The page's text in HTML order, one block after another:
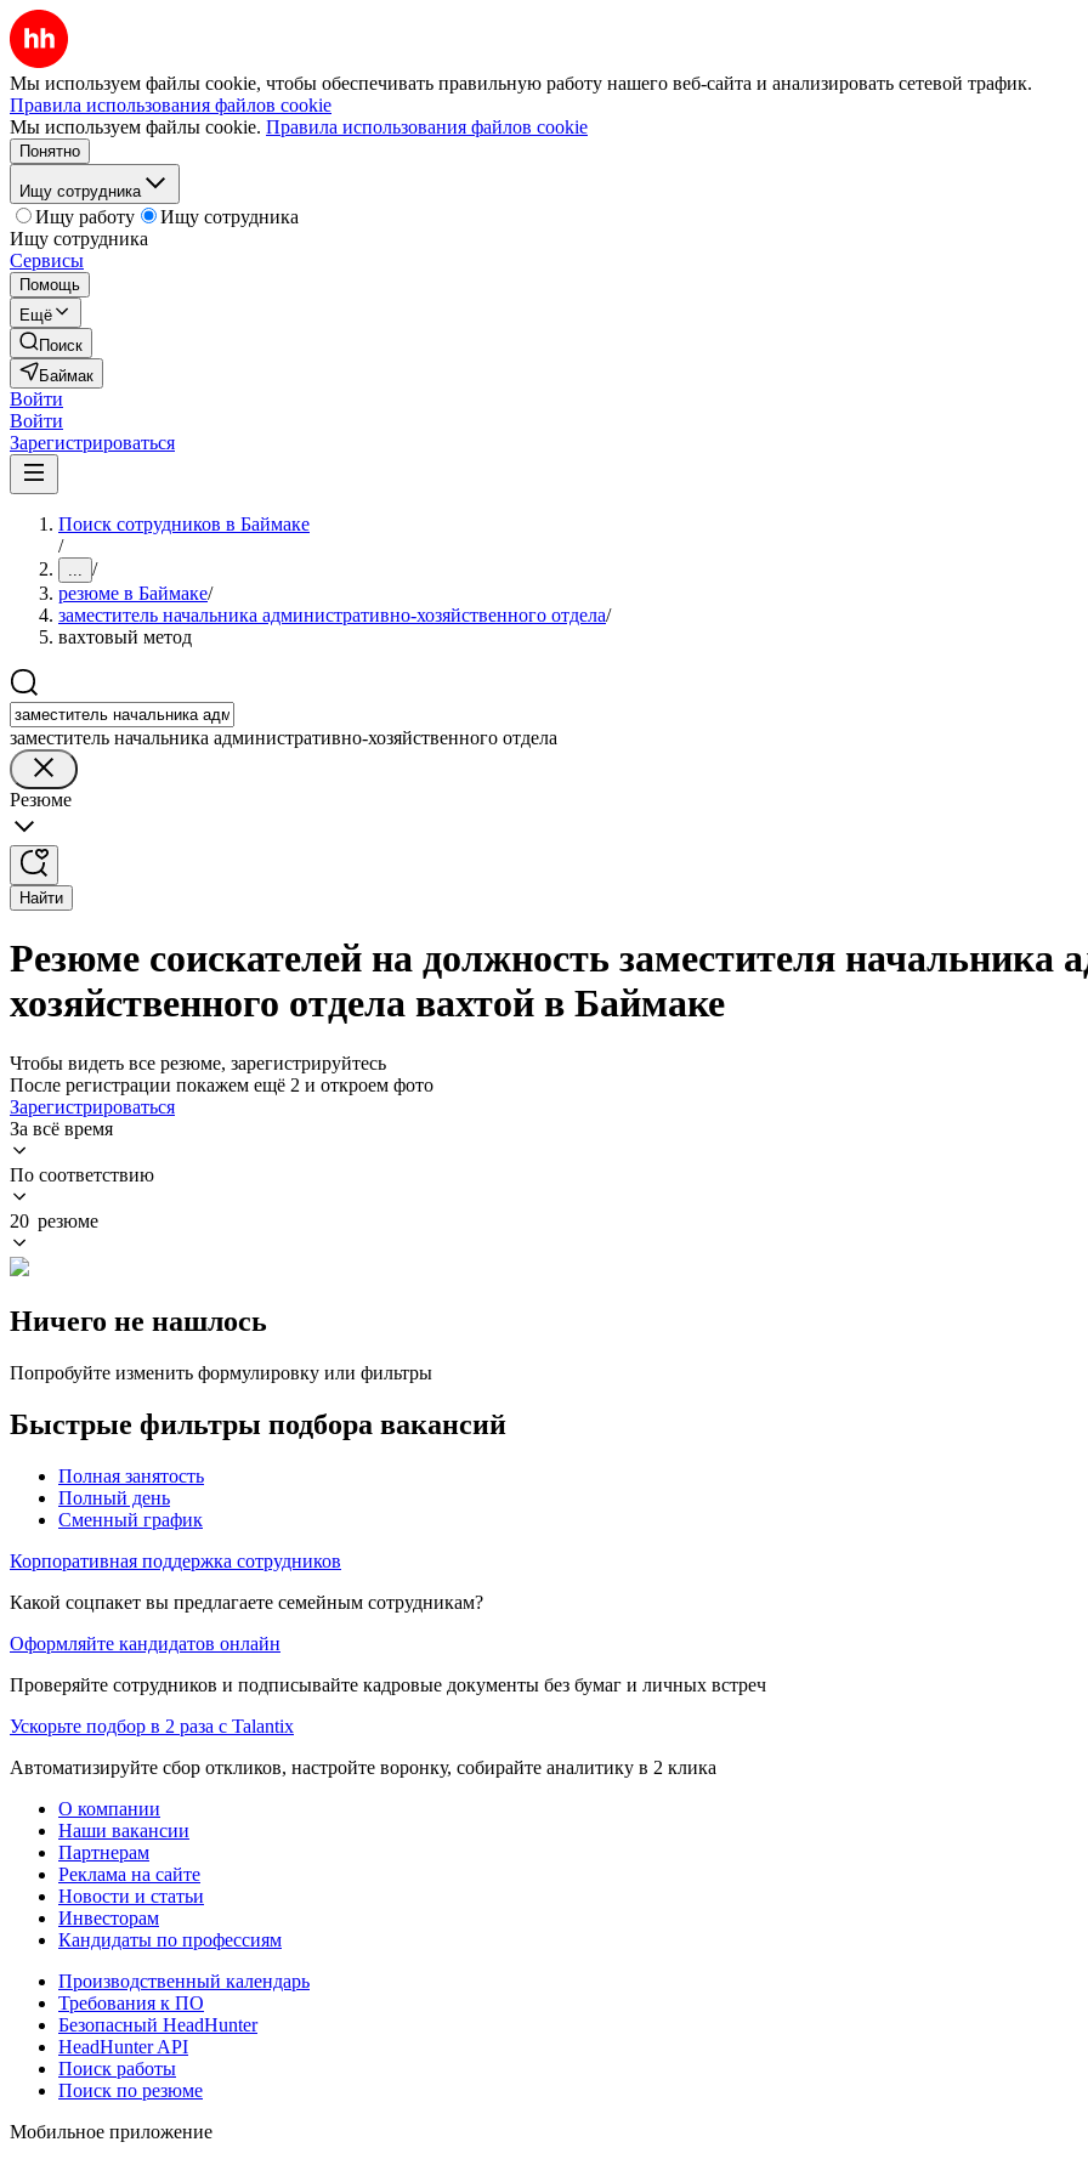
Мы используем файлы cookie, чтобы обеспечивать правильную работу нашего веб-сайта и анализировать сетевой трафик.
Правила использования файлов cookie
Мы используем файлы cookie. Правила использования файлов cookie
Понятно
Ищу сотрудника
Ищу работу
Ищу сотрудника
Ищу сотрудника
Сервисы
Помощь
Ещё
Поиск
Баймак
Войти
Войти
Зарегистрироваться
Поиск сотрудников в Баймаке
/
... /
резюме в Баймаке/
заместитель начальника административно-хозяйственного отдела/
вахтовый метод
заместитель начальника административно-хозяйственного отдела
Резюме
Найти
Резюме соискателей на должность заместителя начальника
хозяйственного отдела вахтой в Баймаке
Чтобы видеть все резюме, зарегистрируйтесь
После регистрации покажем ещё 2 и откроем фото
Зарегистрироваться
За всё время
По соответствию
20 резюме
Ничего не нашлось
Попробуйте изменить формулировку или фильтры
Быстрые фильтры подбора вакансий
Полная занятость
Полный день
Сменный график
Корпоративная поддержка сотрудников
Какой соцпакет вы предлагаете семейным сотрудникам?
Оформляйте кандидатов онлайн
Проверяйте сотрудников и подписывайте кадровые документы без бумаг и личных встреч
Ускорьте подбор в 2 раза с Talantix
Автоматизируйте сбор откликов, настройте воронку, собирайте аналитику в 2 клика
О компании
Наши вакансии
Партнерам
Реклама на сайте
Новости и статьи
Инвесторам
Кандидаты по профессиям
Производственный календарь
Требования к ПО
Безопасный HeadHunter
HeadHunter API
Поиск работы
Поиск по резюме
Мобильное приложение